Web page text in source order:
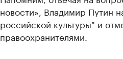
новости», Владимир Путин
российской культуры" и
правоохранителями.